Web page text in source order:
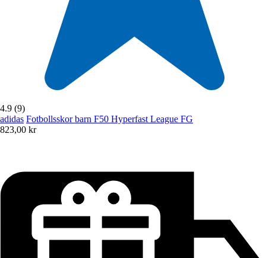
4.9 (9)
adidas Fotbollsskor barn F50 Hyperfast League FG
823,00 kr